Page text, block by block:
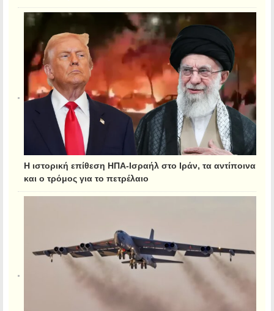
Η ιστορική επίθεση ΗΠΑ-Ισραήλ στο Ιράν, τα αντίποινα
και ο τρόμος για το πετρέλαιο